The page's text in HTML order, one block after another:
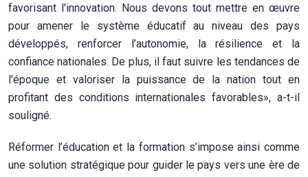
favorisant l'innovation. Nous devons tout mettre en œuvre
pour amener le système éducatif au niveau des pays
développés, renforcer l’autonomie, la résilience et la
confiance nationales. De plus, il faut suivre les tendances de
l'époque et valoriser la puissance de la nation tout en
profitant des conditions internationales favorables», a-t-il
souligné.
Réformer l’éducation et la formation s’impose ainsi comme
une solution stratégique pour guider le pays vers une ère de